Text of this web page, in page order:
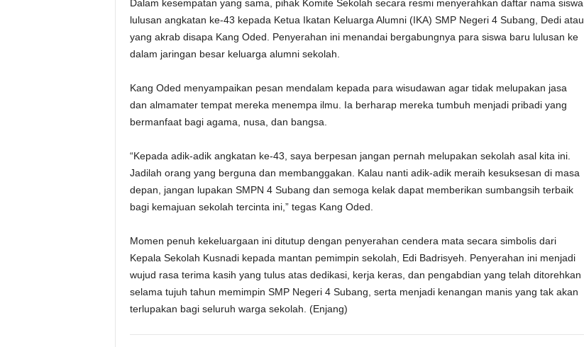
Dalam kesempatan yang sama, pihak Komite Sekolah secara resmi menyerahkan daftar nama siswa
lulusan angkatan ke-43 kepada Ketua Ikatan Keluarga Alumni (IKA) SMP Negeri 4 Subang, Dedi atau
yang akrab disapa Kang Oded. Penyerahan ini menandai bergabungnya para siswa baru lulusan ke
dalam jaringan besar keluarga alumni sekolah.
Kang Oded menyampaikan pesan mendalam kepada para wisudawan agar tidak melupakan jasa
dan almamater tempat mereka menempa ilmu. Ia berharap mereka tumbuh menjadi pribadi yang
bermanfaat bagi agama, nusa, dan bangsa.
“Kepada adik-adik angkatan ke-43, saya berpesan jangan pernah melupakan sekolah asal kita ini.
Jadilah orang yang berguna dan membanggakan. Kalau nanti adik-adik meraih kesuksesan di masa
depan, jangan lupakan SMPN 4 Subang dan semoga kelak dapat memberikan sumbangsih terbaik
bagi kemajuan sekolah tercinta ini,” tegas Kang Oded.
Momen penuh kekeluargaan ini ditutup dengan penyerahan cendera mata secara simbolis dari
Kepala Sekolah Kusnadi kepada mantan pemimpin sekolah, Edi Badrisyeh. Penyerahan ini menjadi
wujud rasa terima kasih yang tulus atas dedikasi, kerja keras, dan pengabdian yang telah ditorehkan
selama tujuh tahun memimpin SMP Negeri 4 Subang, serta menjadi kenangan manis yang tak akan
terlupakan bagi seluruh warga sekolah. (Enjang)